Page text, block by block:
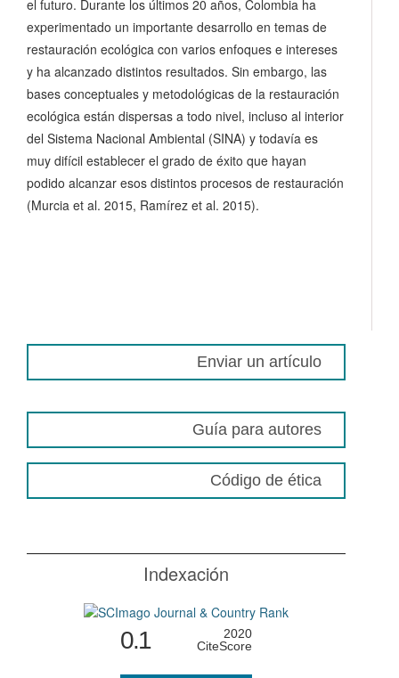
el futuro. Durante los últimos 20 años, Colombia ha
experimentado un importante desarrollo en temas de
restauración ecológica con varios enfoques e intereses
y ha alcanzado distintos resultados. Sin embargo, las
bases conceptuales y metodológicas de la restauración
ecológica están dispersas a todo nivel, incluso al interior
del Sistema Nacional Ambiental (SINA) y todavía es
muy difícil establecer el grado de éxito que hayan
podido alcanzar esos distintos procesos de restauración
(Murcia et al. 2015, Ramírez et al. 2015).
Enviar un artículo
Guía para autores
Código de ética
Indexación
0.1
2020
CiteScore